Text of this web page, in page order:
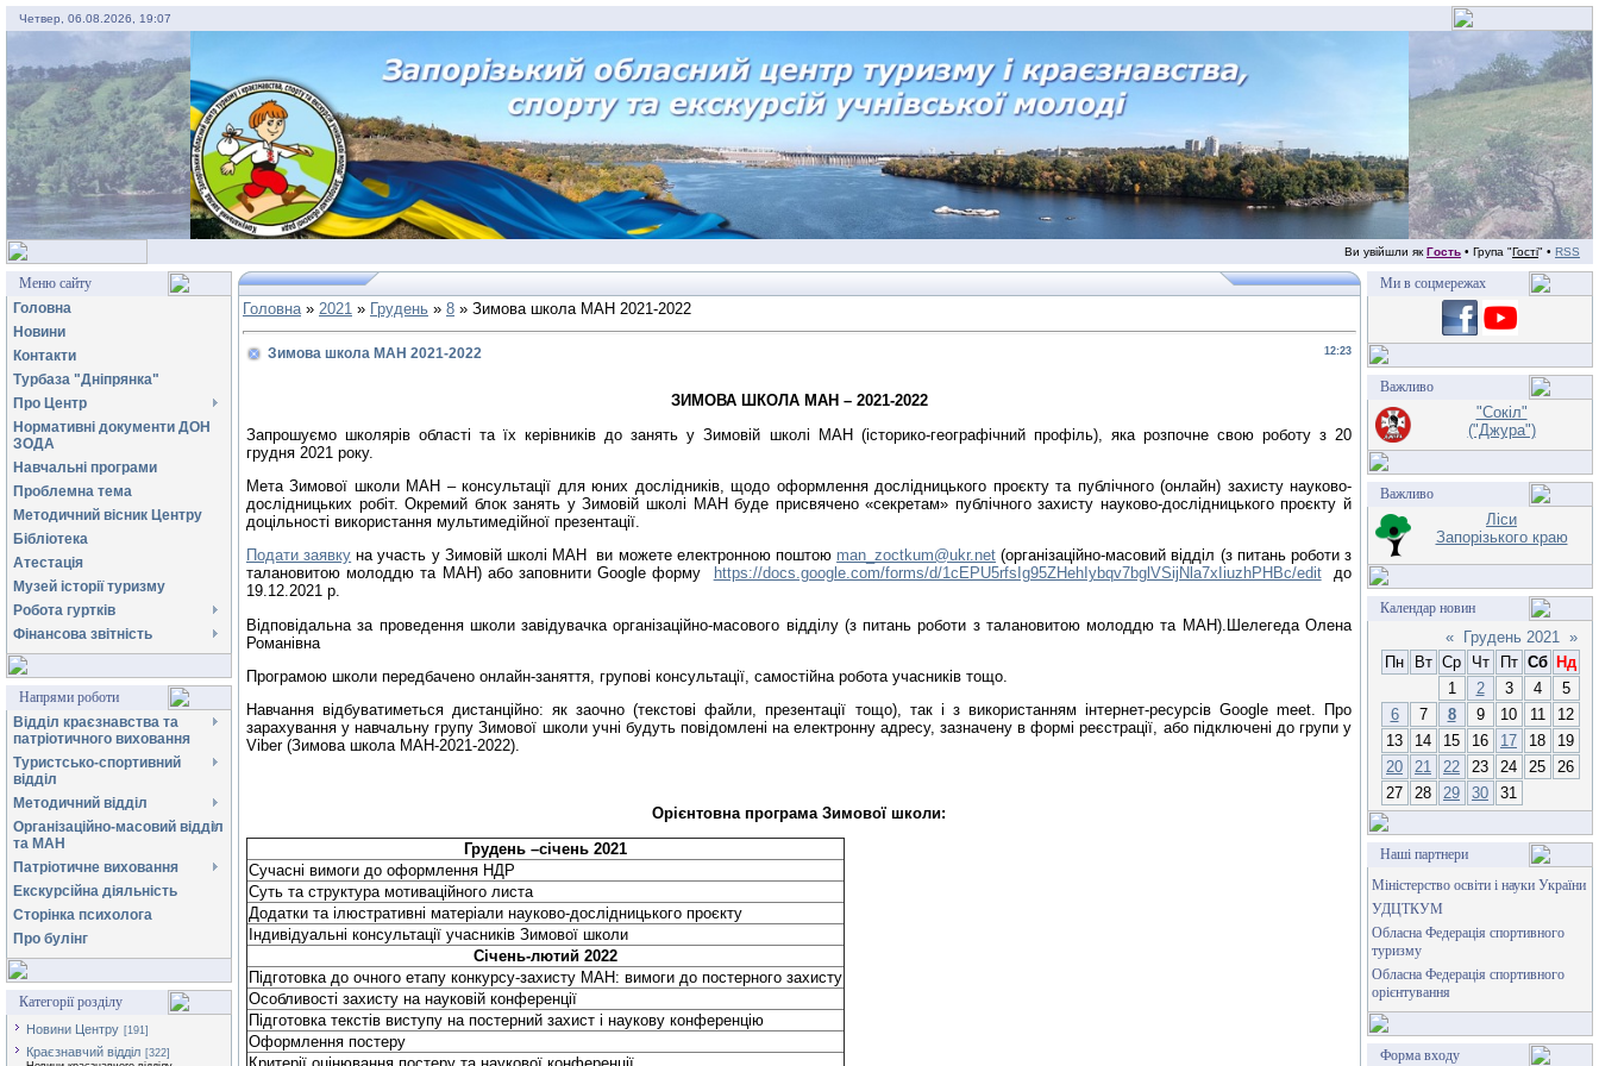
Четвер, 06.08.2026, 19:07
Ви увійшли як Гость • Група "Гості" • RSS
Меню сайту
Головна
Новини
Контакти
Турбаза "Дніпрянка"
Про Центр
Нормативні документи ДОН
ЗОДА
Навчальні програми
Проблемна тема
Методичний вісник Центру
Бібліотека
Атестація
Музей історії туризму
Робота гуртків
Фінансова звітність
Напрями роботи
Відділ краєзнавства та
патріотичного виховання
Туристсько-спортивний
відділ
Методичний відділ
Організаційно-масовий відділ
та МАН
Патріотичне виховання
Екскурсійна діяльність
Сторінка психолога
Про булінг
Категорії розділу
Новини Центру [191]
Краєзнавчий відділ [322]
Головна» 2021 » Грудень » 8 » Зимова школа МАН 2021-2022
12:23
Зимова школа МАН 2021-2022
ЗИМОВА ШКОЛА МАН – 2021-2022
Запрошуємо школярів області та їх керівників до занять у Зимовій школі МАН (історико-географічний профіль), яка розпочне свою роботу з 20
грудня 2021 року.
Мета Зимової школи МАН – консультації для юних дослідників, щодо оформлення дослідницького проєкту та публічного (онлайн) захисту науково-
дослідницьких робіт. Окремий блок занять у Зимовій школі МАН буде присвячено «секретам» публічного захисту науково-дослідницького проєкту й
доцільності використання мультимедійної презентації.
Подати заявку на участь у Зимовій школі МАН ви можете електронною поштою man_zoctkum@ukr.net (організаційно-масовий відділ (з питань роботи з
талановитою молоддю та МАН) або заповнити Google форму
https://docs.google.com/forms/d/1cEPU5rfsIg95ZHehIybqv7bglVSijNla7xIiuzhPHBc/editдо
19.12.2021 р.
Відповідальна за проведення школи завідувачка організаційно-масового відділу (з питань роботи з талановитою молоддю та МАН).Шелегеда Олена
Романівна
Програмою школи передбачено онлайн-заняття, групові консультації, самостійна робота учасників тощо.
Навчання відбуватиметься дистанційно: як заочно (текстові файли, презентації тощо), так і з використанням інтернет-ресурсів Google meet. Про
зарахування у навчальну групу Зимової школи учні будуть повідомлені на електронну адресу, зазначену в формі реєстрації, або підключені до групи у
Viber (Зимова школа МАН-2021-2022).
Орієнтовна програма Зимової школи:
Грудень –січень 2021
Сучасні вимоги до оформлення НДР
Суть та структура мотиваційного листа
Додатки та ілюстративні матеріали науково-дослідницького проєкту
Індивідуальні консультації учасників Зимової школи
Січень-лютий 2022
Підготовка до очного етапу конкурсу-захисту МАН: вимоги до постерного захисту
Особливості захисту на науковій конференції
Підготовка текстів виступу на постерний захист і наукову конференцію
Оформлення постеру
Ми в соцмережах
Важливо
"Сокіл"
("Джура")
Важливо
Ліси
Запорізького краю
Календар новин
« Грудень 2021 »
Пн
Вт Ср Чт Пт Сб
Нд
1
2 3 4
5
6
7 8 9 10 11
12
13
14 15 16 17 18
19
20
21 22 23 24 25
26
27
28 29 30 31
Наші партнери
Міністерство освіти і науки України
УДЦТКУМ
Обласна Федерація спортивного
туризму
Обласна Федерація спортивного
орієнтування
Форма входу